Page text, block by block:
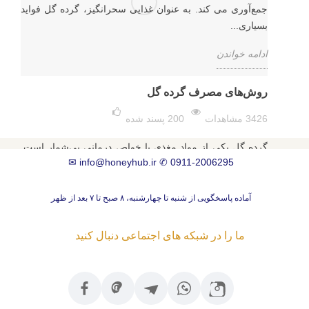
جمع‌آوری می کند. به عنوان غذایی سحرانگیز، گرده گل فواید
بسیاری...
ادامه خواندن
روش‌های مصرف گرده گل
3426 مشاهدات 200 پسند شده
گرده گل یکی از مواد مغذی با خواص درمانی بی‌شمار است.
در این پست به روش‌های مختلف مصرف گرده گل و فواید آن
0911-2006295
✆
info@honeyhub.ir
✉
آماده پاسخگویی از شنبه تا چهارشنبه، ۸ صبح تا ۷ بعد از ظهر
ما را در شبکه های اجتماعی دنبال کنید